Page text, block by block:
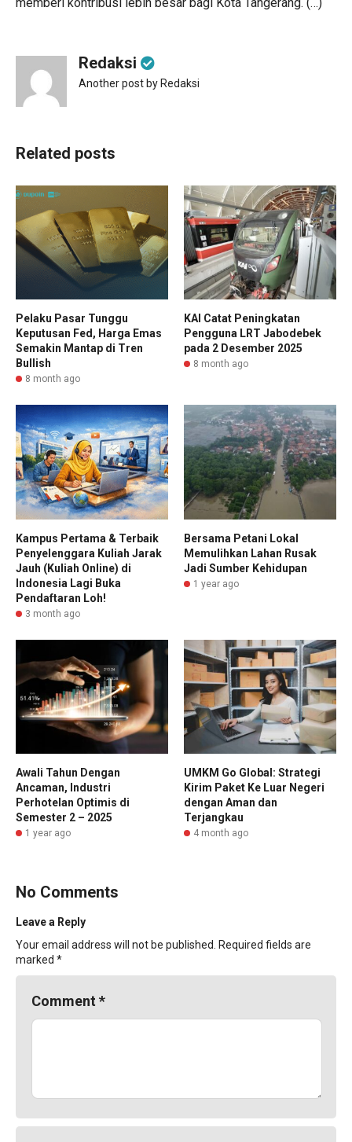
Redaksi
Another post by Redaksi
Related posts
Pelaku Pasar Tunggu
Keputusan Fed, Harga Emas
Semakin Mantap di Tren
Bullish
8 month ago
KAI Catat Peningkatan
Pengguna LRT Jabodebek
pada 2 Desember 2025
8 month ago
Kampus Pertama & Terbaik
Penyelenggara Kuliah Jarak
Jauh (Kuliah Online) di
Indonesia Lagi Buka
Pendaftaran Loh!
3 month ago
Bersama Petani Lokal
Memulihkan Lahan Rusak
Jadi Sumber Kehidupan
1 year ago
Awali Tahun Dengan
Ancaman, Industri
Perhotelan Optimis di
Semester 2 – 2025
1 year ago
UMKM Go Global: Strategi
Kirim Paket Ke Luar Negeri
dengan Aman dan
Terjangkau
4 month ago
No Comments
Leave a Reply
Your email address will not be published. Required fields are
marked *
Comment *